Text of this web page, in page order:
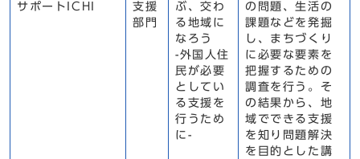
サポートICHI
支援
部門
ぶ、交わ
る地域に
なろう
-外国人住
民が必要
としてい
る支援を
行うため
に-
の問題、生活の
課題などを発掘
し、まちづくり
に必要な要素を
把握するための
調査を行う。そ
の結果から、地
域でできる支援
を知り問題解決
を目的とした講